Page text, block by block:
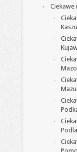
Ciekawe